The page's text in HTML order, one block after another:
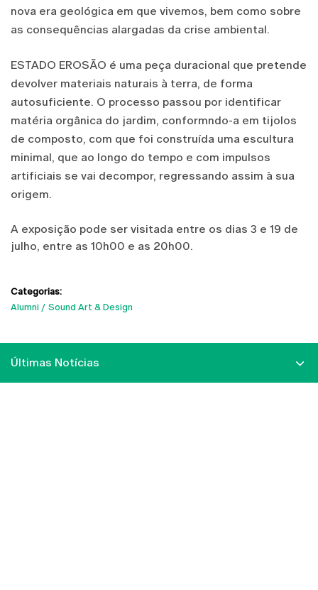
nova era geológica em que vivemos, bem como sobre
as consequências alargadas da crise ambiental.
ESTADO EROSÃO é uma peça duracional que pretende
devolver materiais naturais à terra, de forma
autosuficiente. O processo passou por identificar
matéria orgânica do jardim, conformndo-a em tijolos
de composto, com que foi construída uma escultura
minimal, que ao longo do tempo e com impulsos
artificiais se vai decompor, regressando assim à sua
origem.
A exposição pode ser visitada entre os dias 3 e 19 de
julho, entre as 10h00 e as 20h00.
Categorias:
Alumni
Sound Art & Design
Últimas Notícias